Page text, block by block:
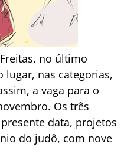
no último
lugar, nas categorias,
a vaga para o
Os três
data, projetos
do judô, com nove